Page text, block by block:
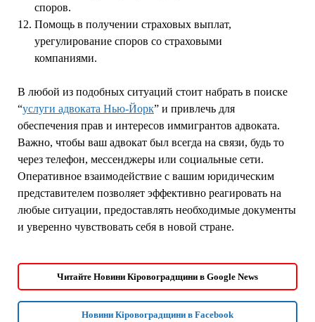
споров.
Помощь в получении страховых выплат,
урегулирование споров со страховыми
компаниями.
В любой из подобных ситуаций стоит набрать в поиске
“услуги адвоката Нью-Йорк” и привлечь для
обеспечения прав и интересов иммигрантов адвоката.
Важно, чтобы ваш адвокат был всегда на связи, будь то
через телефон, мессенджеры или социальные сети.
Оперативное взаимодействие с вашим юридическим
представителем позволяет эффективно реагировать на
любые ситуации, предоставлять необходимые документы
и уверенно чувствовать себя в новой стране.
Читайте Новини Кіровоградщини в Google News
Новини Кіровоградщини в Facebook